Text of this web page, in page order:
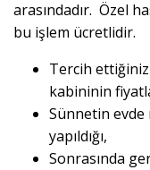
arasındadır. Özel
bu işlem ücretlidir.
Tercih
kabininin
Sünnetin evde
yapıldığı,
Sonrasında